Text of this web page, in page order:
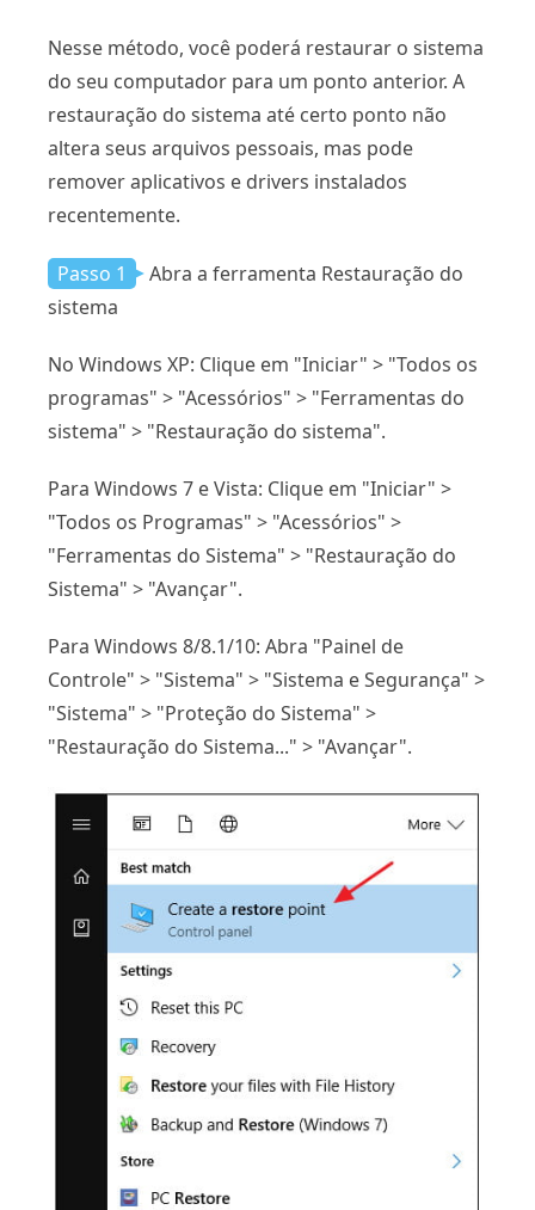
Nesse método, você poderá restaurar o sistema
do seu computador para um ponto anterior. A
restauração do sistema até certo ponto não
altera seus arquivos pessoais, mas pode
remover aplicativos e drivers instalados
recentemente.
Passo 1
Abra a ferramenta Restauração do
sistema
No Windows XP: Clique em "Iniciar" > "Todos os
programas" > "Acessórios" > "Ferramentas do
sistema" > "Restauração do sistema".
Para Windows 7 e Vista: Clique em "Iniciar" >
"Todos os Programas" > "Acessórios" >
"Ferramentas do Sistema" > "Restauração do
Sistema" > "Avançar".
Para Windows 8/8.1/10: Abra "Painel de
Controle" > "Sistema" > "Sistema e Segurança" >
"Sistema" > "Proteção do Sistema" >
"Restauração do Sistema..." > "Avançar".